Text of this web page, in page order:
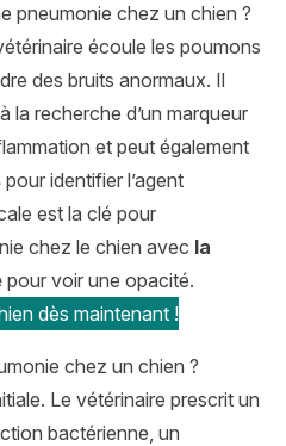
pneumonie chez un chien ?
écoule les poumons
des bruits anormaux. Il
à la recherche d’un marqueur
et peut également
pour identifier l’agent
est la clé pour
chez le chien avec la
pour voir une opacité.
dès maintenant !
chez un chien ?
Le vétérinaire prescrit un
bactérienne, un